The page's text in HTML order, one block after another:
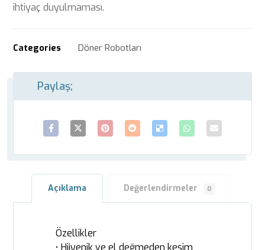
ihtiyaç duyulmaması.
Categories Döner Robotları
Açıklama Değerlendirmeler 0
Özellikler
• Hijyenik ve el değmeden kesim